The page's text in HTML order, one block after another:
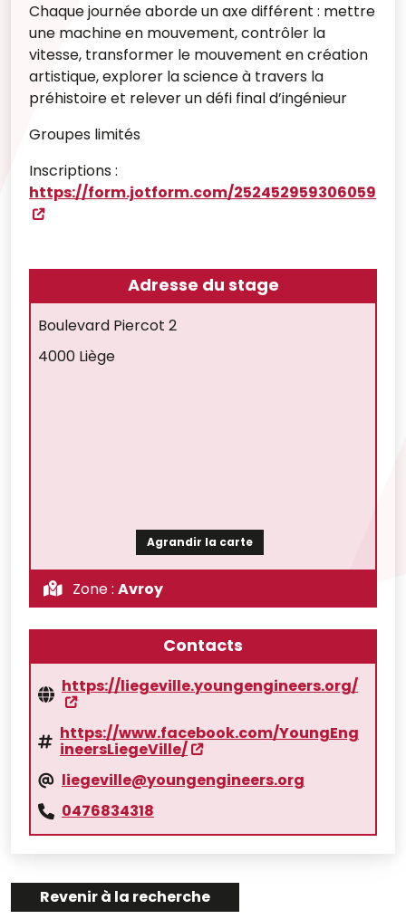
Chaque journée aborde un axe différent : mettre
une machine en mouvement,contrôler la
vitesse, transformer le mouvement en création
artistique,explorer la science à travers la
préhistoire et relever un défi final d’ingénieur
Groupes limités
Inscriptions :
https://form.jotform.com/252452959306059
Adresse du stage
Boulevard Piercot 2
4000 Liège
Agrandir la carte
Zone : Avroy
Contacts
https://liegeville.youngengineers.org/
https://www.facebook.com/YoungEng
ineersLiegeVille/
liegeville@youngengineers.org
0476834318
Revenir à la recherche